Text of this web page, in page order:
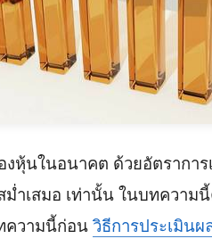
หุ้นในอนาคต ด้วยอัตรากา
ำเสมอ เท่านั้น ในบทความ
ความนี้ก่อน วิธีการประเมิน